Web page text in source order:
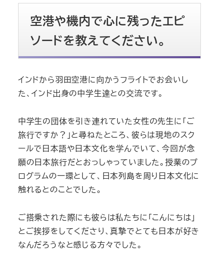
空港や機内で心に残ったエピ
ソードを教えてください。
インドから羽田空港に向かうフライトでお会いし
た、インド出身の中学生達との交流です。
中学生の団体を引き連れていた女性の先生に「ご
旅行ですか？」と尋ねたところ、彼らは現地のスク
ールで日本語や日本文化を学んでいて、今回が念
願の日本旅行だとおっしゃっていました。授業のプ
ログラムの一環として、日本列島を周り日本文化に
触れるとのことでした。
ご搭乗された際にも彼らは私たちに「こんにちは」
とご挨拶をしてくださり、真摯でとても日本が好き
なんだろうなと感じる方々でした。